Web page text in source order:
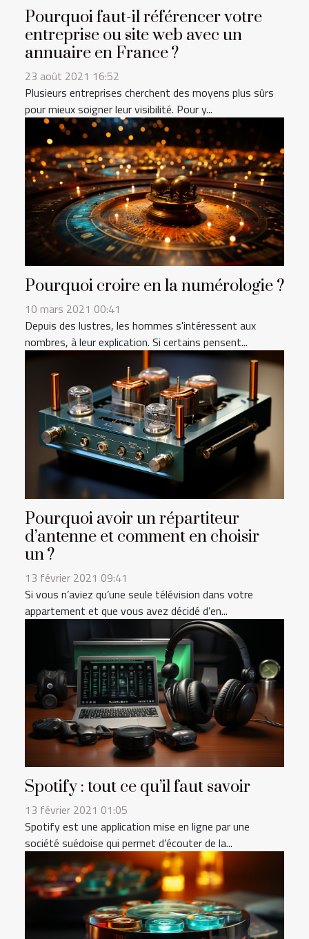
Pourquoi faut-il référencer votre
entreprise ou site web avec un
annuaire en France ?
23 août 2021 16:52
Plusieurs entreprises cherchent des moyens plus sûrs
pour mieux soigner leur visibilité. Pour y...
Pourquoi croire en la numérologie ?
10 mars 2021 00:41
Depuis des lustres, les hommes s'intéressent aux
nombres, à leur explication. Si certains pensent...
Pourquoi avoir un répartiteur
d’antenne et comment en choisir
un ?
13 février 2021 09:41
Si vous n’aviez qu’une seule télévision dans votre
appartement et que vous avez décidé d’en...
Spotify : tout ce qu’il faut savoir
13 février 2021 01:05
Spotify est une application mise en ligne par une
société suédoise qui permet d’écouter de la...